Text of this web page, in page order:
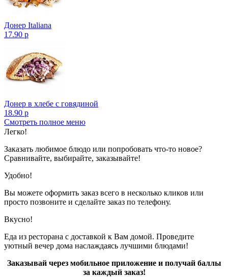
Донер Italiana
17.90 р
Донер в хлебе с говядиной
18.90 р
Смотреть полное меню
Показано с 1 по 3 из 3 (всего 1 страниц)
Легко!
Заказать любимое блюдо или попробовать что-то новое?
Сравнивайте, выбирайте, заказывайте!
Удобно!
Вы можете оформить заказ всего в несколько кликов или
просто позвоните и сделайте заказ по телефону.
Вкусно!
Еда из ресторана с доставкой к Вам домой. Проведите
уютный вечер дома наслаждаясь лучшими блюдами!
Заказывай через мобильное приложение и получай баллы
за каждый заказ!